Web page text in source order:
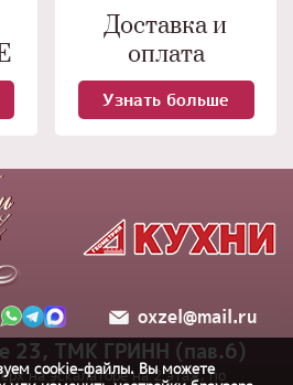
Доставка и
оплата
Узнать больше
oxzel@mail.ru
23, ТМК ГРИНН (пав.6)
на эскалаторе на 2 этаж, по
cookie-файлы. Вы можете